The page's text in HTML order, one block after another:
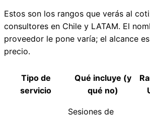
Estos son los rangos que verás al
consultores en Chile y LATAM. El
proveedor le pone varía; el alcance
precio.
Tipo de
servicio
Qué incluye (y
qué no)
Sesiones de